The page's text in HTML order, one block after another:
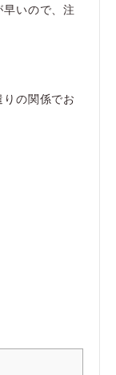
いので、注
の関係でお